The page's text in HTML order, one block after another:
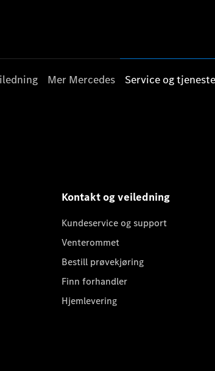
Mer Mercedes Service og
Kontakt og veiledning
Kundeservice og support
Venterommet
Bestill prøvekjøring
Finn forhandler
Hjemlevering